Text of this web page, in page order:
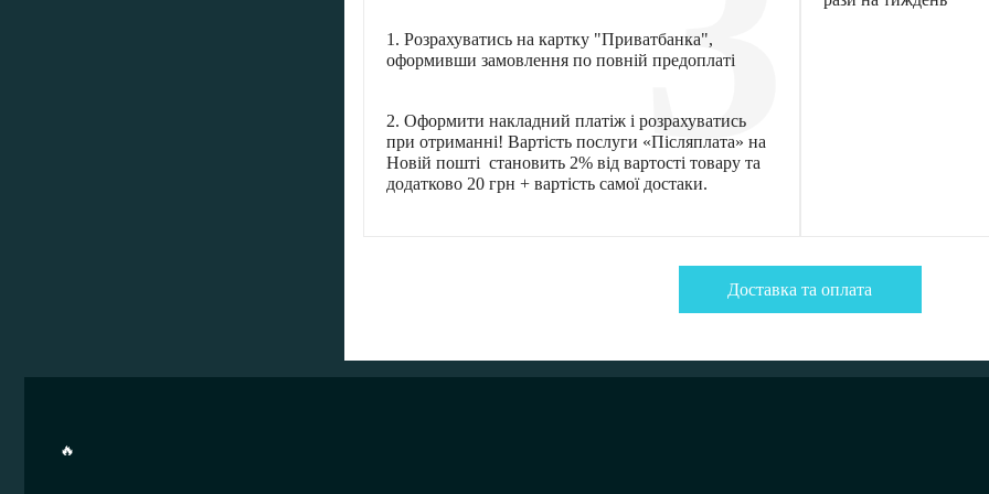
1. Розрахуватись на картку "Приватбанка",
оформивши замовлення по повній предоплаті
2. Оформити накладний платіж і розрахуватись
при отриманні! Вартість послуги «Післяплата» на
Новій пошті становить 2% від вартості товару та
додатково 20 грн + вартість самої достаки.
Доставка та оплата
🔥